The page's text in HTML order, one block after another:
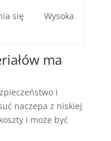
się
Wysoka
ma
i
naczepa z niskiej
i może być